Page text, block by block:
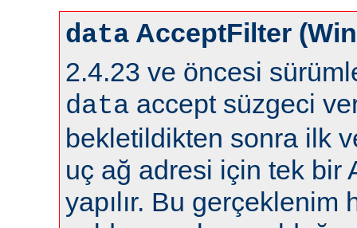
data AcceptFilter
2.4.23 ve öncesi
data accept süzgeci
bekletildikten sonra ilk
uç ağ adresi için tek bir
yapılır. Bu gerçeklenim